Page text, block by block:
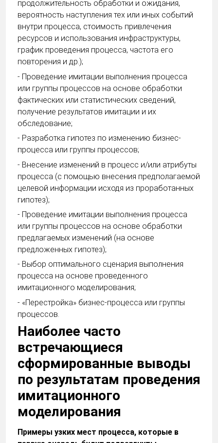
продолжительность обработки и ожидания,
вероятность наступления тех или иных событий
внутри процесса, стоимость привлечения
ресурсов и использования инфраструктуры,
график проведения процесса, частота его
повторения и др.);
- Проведение имитации выполнения процесса
или группы процессов на основе обработки
фактических или статистических сведений,
получение результатов имитации и их
обследование;
- Разработка гипотез по изменению бизнес-
процесса или группы процессов;
- Внесение изменений в процесс и/или атрибуты
процесса (с помощью внесения предполагаемой
целевой информации исходя из проработанных
гипотез);
- Проведение имитации выполнения процесса
или группы процессов на основе обработки
предлагаемых изменений (на основе
предложенных гипотез);
- Выбор оптимального сценария выполнения
процесса на основе проведенного
имитационного моделирования;
- «Перестройка» бизнес-процесса или группы
процессов.
Наиболее часто
встречающиеся
сформированные выводы
по результатам проведения
имитационного
моделирования
Примеры узких мест процесса, которые в